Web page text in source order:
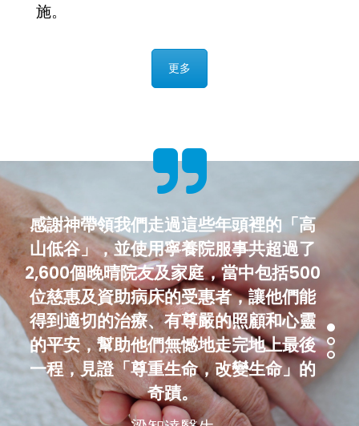
2,600個晚晴院友及家庭，當中包括500
位慈惠及資助病床的受惠者，讓他們能
得到適切的治療、有尊嚴的照顧和心靈
的平安，幫助他們無憾地走完地上最後
一程，見證「尊重生命，改變生命」的
奇蹟。
梁智達醫生
院長
深信在神豐富的恩典裡，以及您們的支
持下，服務定能精益求精，繼續邁步向
前，履行我們的使命。
梁智達醫生
院長